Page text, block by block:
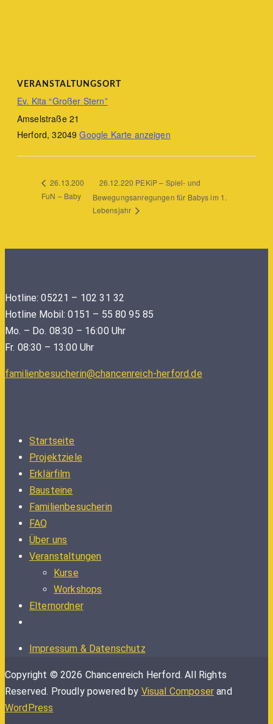
VERANSTALTUNGSORT
Ev. Kita “Großer Stern”
Amselstraße 21
Herford, 32049 Google Karte anzeigen
26.13.200
FuN – Baby
26.12.220 PEKiP – Spiel- und
Bewegungsanregungen für Babys im 1.
Lebensjahr
Hotline: 05221 – 102 31 32
Hotline Mobil: 0151 – 55 80 95 85
Mo. – Do. 08:30 – 16:00 Uhr
Fr. 08:30 – 13:00 Uhr
familienbesucherin@chancenreich-herford.de
Startseite
Projektziele
Erklärfilm
Bausteine
Familienbesucherin
FAQ
Über uns
Veranstaltungen
Kurse
Workshops
Elternordner
Impressum & Datenschutz
Copyright © 2026 Chancenreich Herford. All Rights
Reserved. Proudly powered by Visual Composer and
WordPress